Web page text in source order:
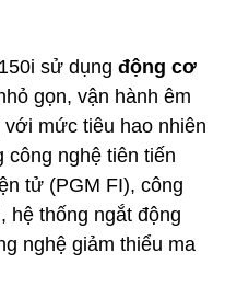
sử dụng động cơ
gọn, vận hành êm
mức tiêu hao nhiên
công nghệ tiên tiến
tử (PGM FI), công
hệ thống ngắt động
nghệ giảm thiểu ma